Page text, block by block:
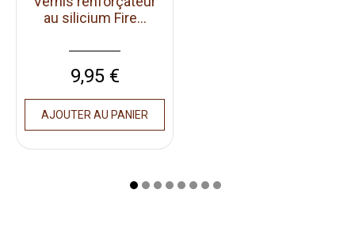
au silicium Fire...
Prix
9,95 €
AJOUTER AU PANIER